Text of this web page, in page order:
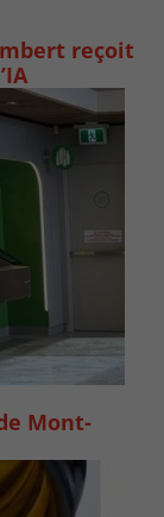
reçoit
Mont-